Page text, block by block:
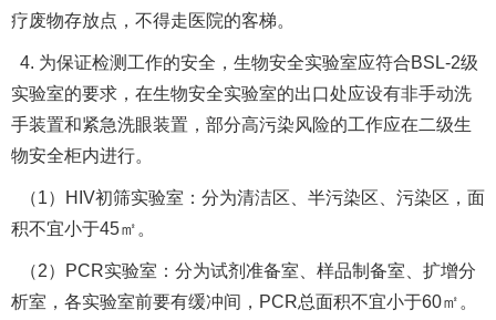
疗废物存放点，不得走医院的客梯。
4. 为保证检测工作的安全，生物安全实验室应符合BSL-2级
实验室的要求，在生物安全实验室的出口处应设有非手动洗
手装置和紧急洗眼装置，部分高污染风险的工作应在二级生
物安全柜内进行。
（1）HIV初筛实验室：分为清洁区、半污染区、污染区，面
积不宜小于45㎡。
（2）PCR实验室：分为试剂准备室、样品制备室、扩增分
析室，各实验室前要有缓冲间，PCR总面积不宜小于60㎡。